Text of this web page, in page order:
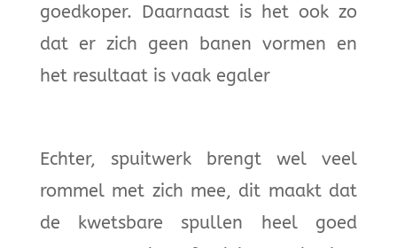
goedkoper. Daarnaast is het ook zo
dat er zich geen banen vormen en
het resultaat is vaak egaler
Echter, spuitwerk brengt wel veel
rommel met zich mee, dit maakt dat
de kwetsbare spullen heel goed